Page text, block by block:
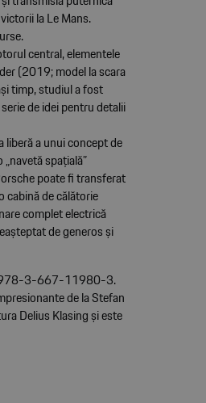
la Le Mans.
central, elementele
(2019; model la scara
timp, studiul a fost
de idei pentru detalii
liberă a unui concept de
spațială”
poate fi transferat
cabină de călătorie
complet electrică
de generos și
978-3-667-11980-3.
de la Stefan
Delius Klasing și este